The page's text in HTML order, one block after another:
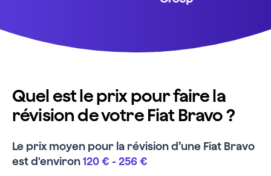
Quel est le prix pour faire la
révision de votre Fiat Bravo ?
Le prix moyen pour la révision d’une Fiat Bravo
est d'environ120 € -256 €